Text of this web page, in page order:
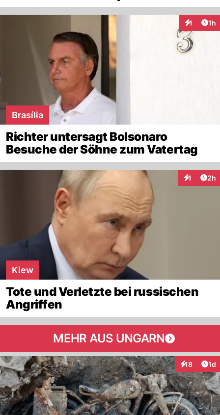
1 1h
Brasília
Richter untersagt Bolsonaro
Besuche der Söhne zum Vatertag
1 2h
Kiew
Tote und Verletzte bei russischen
Angriffen
MEHR AUS UNGARN
18 1d